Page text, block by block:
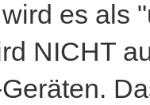
es als
NICHT